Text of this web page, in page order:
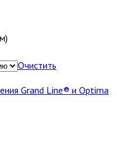
Очистить
Grand Line® и Optima